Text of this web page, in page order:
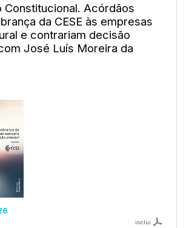
Constitucional. Acórdãos
da CESE às empresas
e contrariam decisão
José Luís Moreira da
inclui